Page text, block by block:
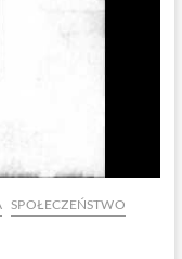
SPOŁECZEŃSTWO